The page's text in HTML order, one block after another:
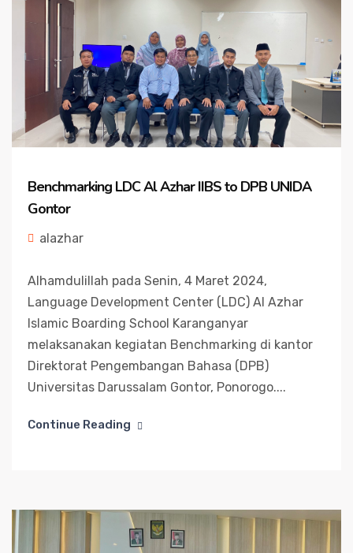
Benchmarking LDC Al Azhar IIBS to DPB UNIDA
Gontor
alazhar
Alhamdulillah pada Senin, 4 Maret 2024,
Language Development Center (LDC) Al Azhar
Islamic Boarding School Karanganyar
melaksanakan kegiatan Benchmarking di kantor
Direktorat Pengembangan Bahasa (DPB)
Universitas Darussalam Gontor, Ponorogo....
Continue Reading